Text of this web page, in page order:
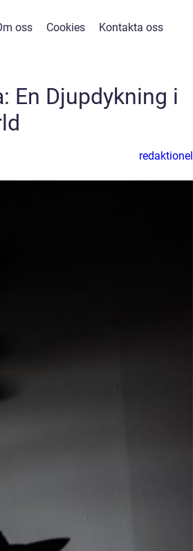
oss Cookies Kontakta oss
En Djupdykning i
redaktionel